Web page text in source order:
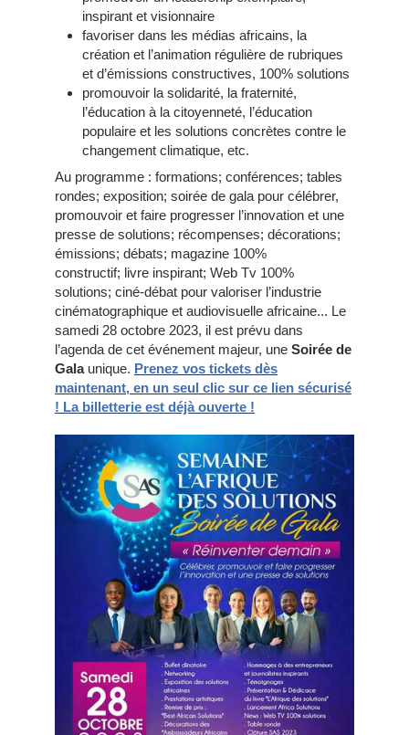
inspirant et visionnaire
favoriser dans les médias africains, la
création et l’animation régulière de rubriques
et d’émissions constructives, 100% solutions
promouvoir la solidarité, la fraternité,
l’éducation à la citoyenneté, l’éducation
populaire et les solutions concrètes contre le
changement climatique, etc.
Au programme : formations; conférences; tables
rondes; exposition; soirée de gala pour célébrer,
promouvoir et faire progresser l’innovation et une
presse de solutions; récompenses; décorations;
émissions; débats; magazine 100%
constructif; livre inspirant; Web Tv 100%
solutions; ciné-débat pour valoriser l’industrie
cinématographique et audiovisuelle africaine... Le
samedi 28 octobre 2023, il est prévu dans
l’agenda de cet événement majeur, une Soirée de
Galaunique. Prenez vos tickets dès
maintenant, en un seul clic sur ce lien sécurisé
! La billetterie est déjà ouverte !